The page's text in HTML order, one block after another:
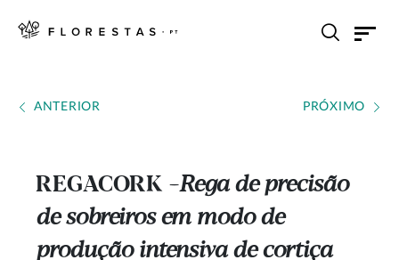
ANTERIOR PRÓXIMO
REGACORK --- Rega de precisão
de sobreiros em modo de
produção intensiva de cortiça